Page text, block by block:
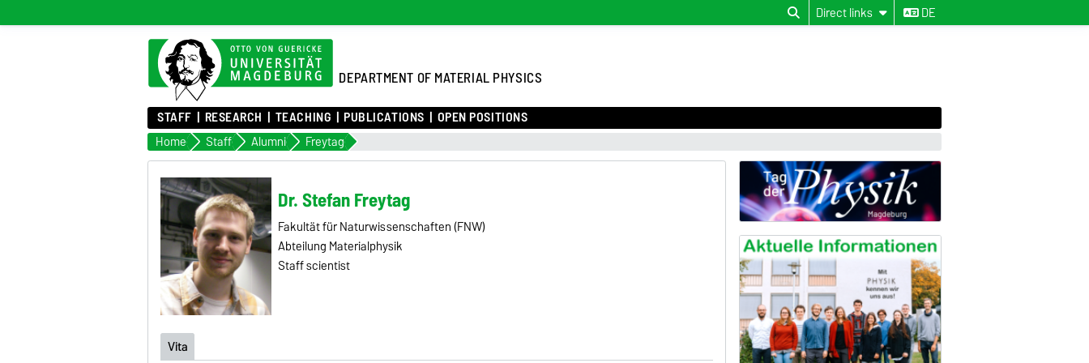
Direct links DE
DEPARTMENT OF MATERIAL PHYSICS
STAFF RESEARCH TEACHING PUBLICATIONS OPEN POSITIONS
Home Staff Alumni Freytag
Dr. Stefan Freytag
Fakultät für Naturwissenschaften (FNW)
Abteilung Materialphysik
Staff scientist
Vita